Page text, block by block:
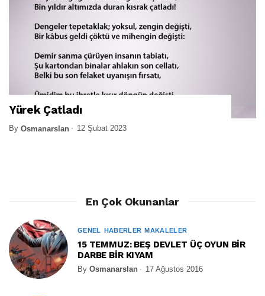
Yürek Çatladı
By Osmanarslan 12 Şubat 2023
En Çok Okunanlar
GENEL HABERLER MAKALELER
15 TEMMUZ: BEŞ DEVLET ÜÇ OYUN BİR
DARBE BİR KIYAM
By Osmanarslan 17 Ağustos 2016